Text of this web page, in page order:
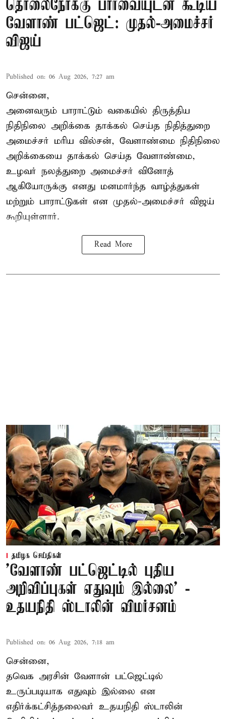
தொலைநோக்கு பார்வையுடன் கூடிய
வேளாண் பட்ஜெட்: முதல்-அமைச்சர்
விஜய்
Published on: 06 Aug 2026, 7:27 am
சென்னை,
அனைவரும் பாராட்டும் வகையில் திருத்திய
நிதிநிலை அறிக்கை தாக்கல் செய்த நிதித்துறை
அமைச்சர் மரிய வில்சன், வேளாண்மை நிதிநிலை
அறிக்கையை தாக்கல் செய்த வேளாண்மை,
உழவர் நலத்துறை அமைச்சர் வினோத்
ஆகியோருக்கு எனது மனமார்ந்த வாழ்த்துகள்
மற்றும் பாராட்டுகள் என முதல்-அமைச்சர் விஜய்
கூறியுள்ளார்.
Read More
தமிழக செய்திகள்
'வேளாண் பட்ஜெட்டில் புதிய
அறிவிப்புகள் எதுவும் இல்லை' -
உதயநிதி ஸ்டாலின் விமர்சனம்
Published on: 06 Aug 2026, 7:18 am
சென்னை,
தவெக அரசின் வேளான் பட்ஜெட்டில்
உருப்படியாக எதுவும் இல்லை என
எதிர்க்கட்சித்தலைவர் உதயநிதி ஸ்டாலின்